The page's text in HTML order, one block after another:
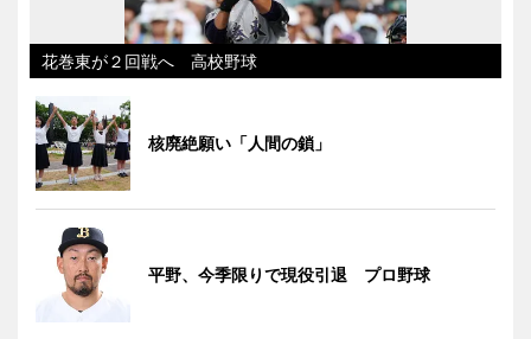
花巻東が２回戦へ 高校野球
核廃絶願い「人間の鎖」
平野、今季限りで現役引退 プロ野球